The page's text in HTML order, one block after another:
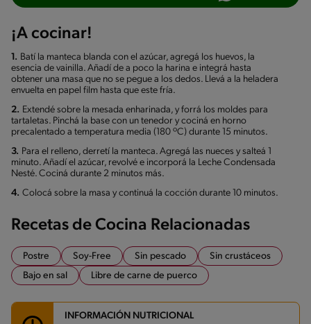
¡A cocinar!
1. Batí la manteca blanda con el azúcar, agregá los huevos, la
esencia de vainilla. Añadí de a poco la harina e integrá hasta
obtener una masa que no se pegue a los dedos. Llevá a la heladera
envuelta en papel film hasta que este fría.
2. Extendé sobre la mesada enharinada, y forrá los moldes para
tartaletas. Pinchá la base con un tenedor y cociná en horno
precalentado a temperatura media (180 ºC) durante 15 minutos.
3. Para el relleno, derretí la manteca. Agregá las nueces y salteá 1
minuto. Añadí el azúcar, revolvé e incorporá la Leche Condensada
Nesté. Cociná durante 2 minutos más.
4. Colocá sobre la masa y continuá la cocción durante 10 minutos.
Recetas de Cocina Relacionadas
Postre Soy-Free Sin pescado
Sin crustáceos
Bajo en sal
Libre de carne de puerco
INFORMACIÓN NUTRICIONAL